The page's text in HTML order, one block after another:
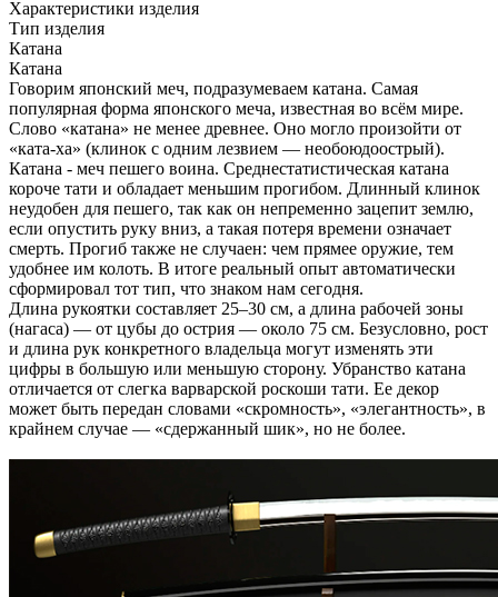
Характеристики изделия
Тип изделия
Катана
Катана
Говорим японский меч, подразумеваем катана. Самая
популярная форма японского меча, известная во всём мире.
Слово «катана» не менее древнее. Оно могло произойти от
«ката-ха» (клинок с одним лезвием — необоюдоострый).
Катана - меч пешего воина. Среднестатистическая катана
короче тати и обладает меньшим прогибом. Длинный клинок
неудобен для пешего, так как он непременно зацепит землю,
если опустить руку вниз, а такая потеря времени означает
смерть. Прогиб также не случаен: чем прямее оружие, тем
удобнее им колоть. В итоге реальный опыт автоматически
сформировал тот тип, что знаком нам сегодня.
Длина рукоятки составляет 25–30 см, а длина рабочей зоны
(нагаса) — от цубы до острия — около 75 см. Безусловно, рост
и длина рук конкретного владельца могут изменять эти
цифры в большую или меньшую сторону. Убранство катана
отличается от слегка варварской роскоши тати. Ее декор
может быть передан словами «скромность», «элегантность», в
крайнем случае — «сдержанный шик», но не более.